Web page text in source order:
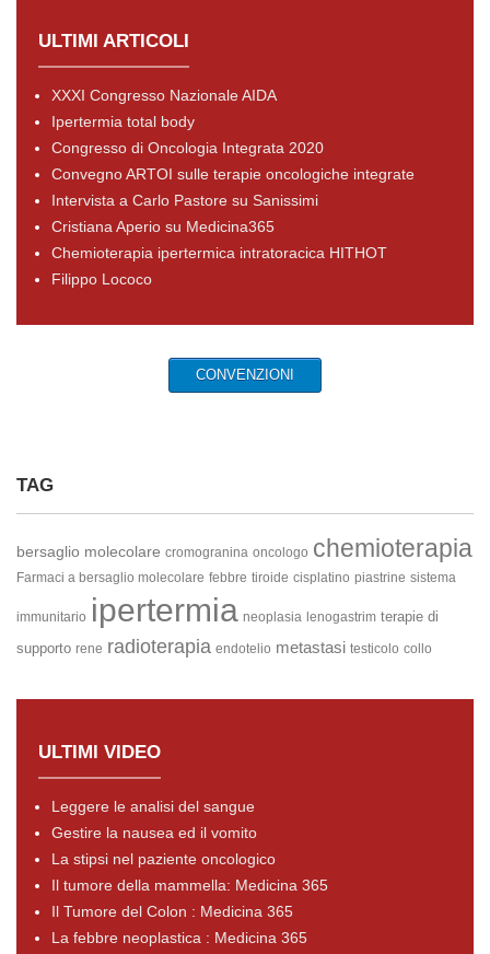
ULTIMI ARTICOLI
XXXI Congresso Nazionale AIDA
Ipertermia total body
Congresso di Oncologia Integrata 2020
Convegno ARTOI sulle terapie oncologiche integrate
Intervista a Carlo Pastore su Sanissimi
Cristiana Aperio su Medicina365
Chemioterapia ipertermica intratoracica HITHOT
Filippo Lococo
CONVENZIONI
TAG
bersaglio molecolare cromogranina oncologo chemioterapia
Farmaci a bersaglio molecolare febbre tiroide cisplatino piastrine sistema
immunitario ipertermia neoplasia lenogastrim terapie di
supporto rene radioterapia endotelio metastasi testicolo collo
ULTIMI VIDEO
Leggere le analisi del sangue
Gestire la nausea ed il vomito
La stipsi nel paziente oncologico
Il tumore della mammella: Medicina 365
Il Tumore del Colon : Medicina 365
La febbre neoplastica : Medicina 365